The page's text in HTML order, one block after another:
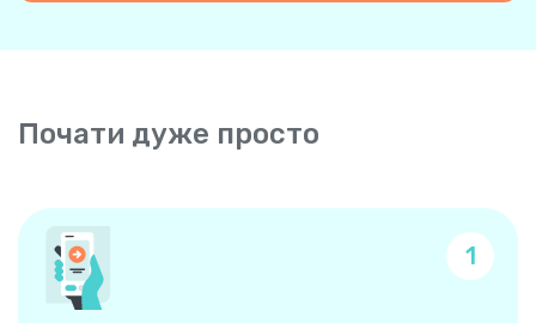
Почати дуже просто
1